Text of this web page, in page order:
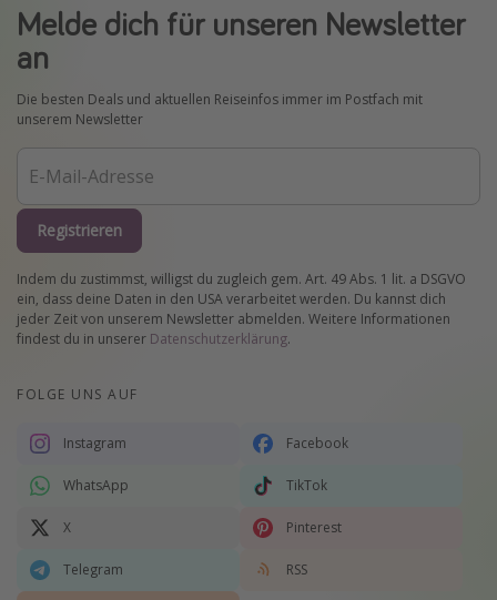
Melde dich für unseren Newsletter
an
Die besten Deals und aktuellen Reiseinfos immer im Postfach mit
unserem Newsletter
Registrieren
Indem du zustimmst, willigst du zugleich gem. Art. 49 Abs. 1 lit. a DSGVO
ein, dass deine Daten in den USA verarbeitet werden. Du kannst dich
jeder Zeit von unserem Newsletter abmelden. Weitere Informationen
findest du in unserer Datenschutzerklärung.
FOLGE UNS AUF
Instagram Facebook
WhatsApp TikTok
X Pinterest
Telegram RSS